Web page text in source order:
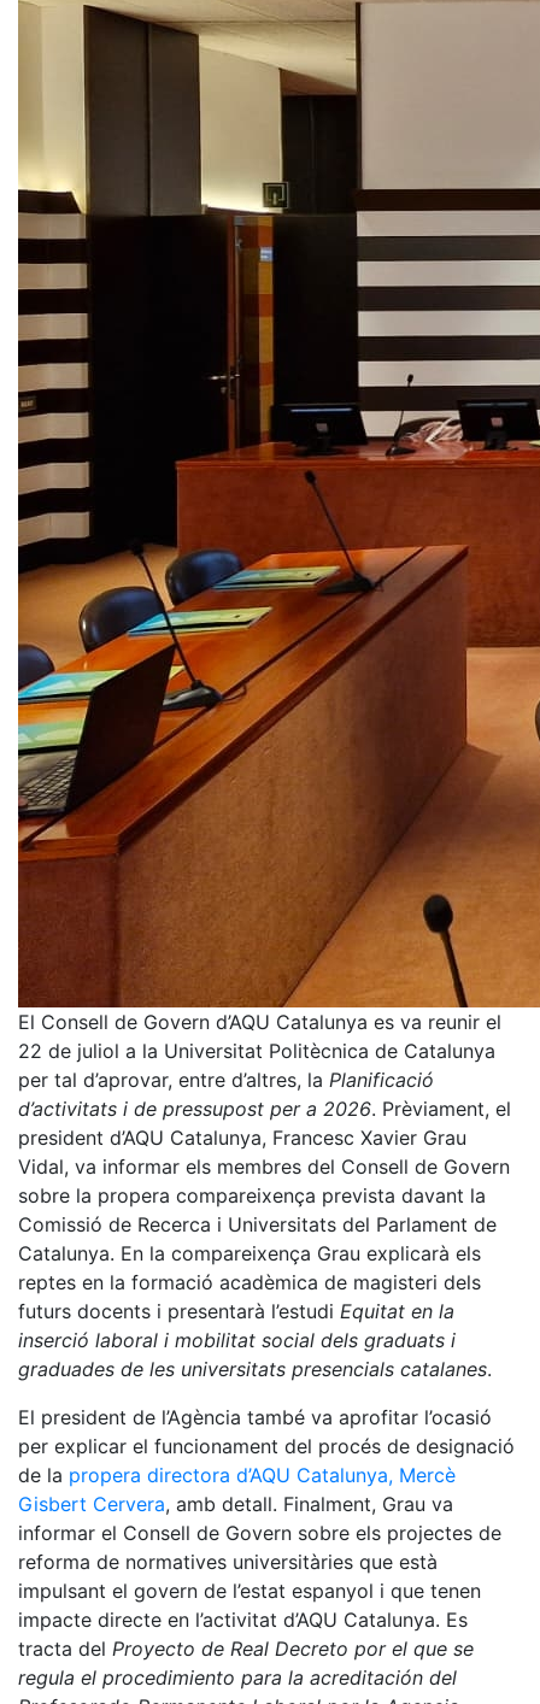
El Consell de Govern d’AQU Catalunya es va reunir el
22 de juliol a la Universitat Politècnica de Catalunya
per tal d’aprovar, entre d’altres, la Planificació
d’activitats i de pressupost per a 2026. Prèviament, el
president d’AQU Catalunya, Francesc Xavier Grau
Vidal, va informar els membres del Consell de Govern
sobre la propera compareixença prevista davant la
Comissió de Recerca i Universitats del Parlament de
Catalunya. En la compareixença Grau explicarà els
reptes en la formació acadèmica de magisteri dels
futurs docents i presentarà l’estudi Equitat en la
inserció laboral i mobilitat social dels graduats i
graduades de les universitats presencials catalanes.
El president de l’Agència també va aprofitar l’ocasió
per explicar el funcionament del procés de designació
de la propera directora d’AQU Catalunya, Mercè
Gisbert Cervera, amb detall. Finalment, Grau va
informar el Consell de Govern sobre els projectes de
reforma de normatives universitàries que està
impulsant el govern de l’estat espanyol i que tenen
impacte directe en l’activitat d’AQU Catalunya. Es
tracta del Proyecto de Real Decreto por el que se
regula el procedimiento para la acreditación del